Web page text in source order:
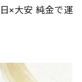
×大安 純金で運